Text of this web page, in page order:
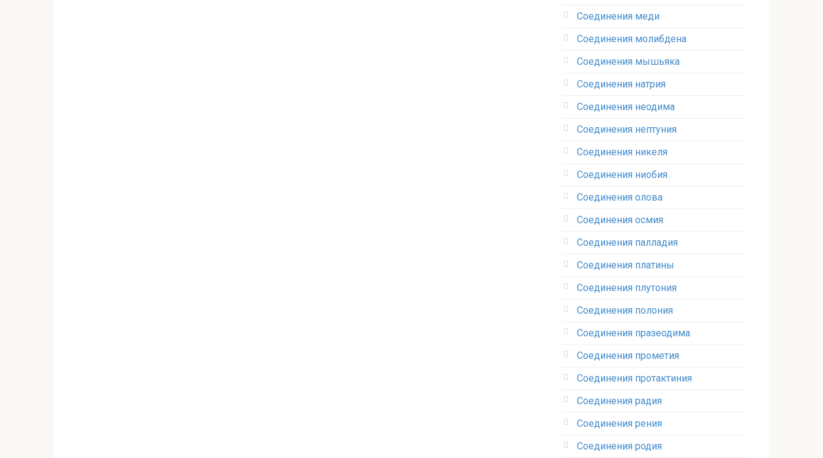
Соединения меди
Соединения молибдена‎
Соединения мышьяка‎ ‎
Соединения натрия‎
Соединения неодима‎
Соединения нептуния‎
Соединения никеля‎
Соединения ниобия‎
Соединения олова‎
Соединения осмия‎
Соединения палладия‎
Соединения платины‎
Соединения плутония‎
Соединения полония‎
Соединения празеодима‎
Соединения прометия‎
Соединения протактиния‎
Соединения радия‎
Соединения рения‎
Соединения родия‎